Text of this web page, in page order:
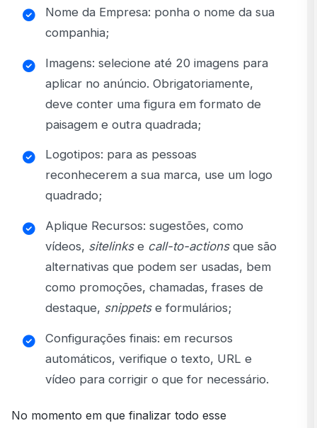
Nome da Empresa: ponha o nome da sua
companhia;
Imagens: selecione até 20 imagens para
aplicar no anúncio. Obrigatoriamente,
deve conter uma figura em formato de
paisagem e outra quadrada;
Logotipos: para as pessoas
reconhecerem a sua marca, use um logo
quadrado;
Aplique Recursos: sugestões, como
vídeos, sitelinkse call-to-actionsque são
alternativas que podem ser usadas, bem
como promoções, chamadas, frases de
destaque, snippets e formulários;
Configurações finais: em recursos
automáticos, verifique o texto, URL e
vídeo para corrigir o que for necessário.
No momento em que finalizar todo esse